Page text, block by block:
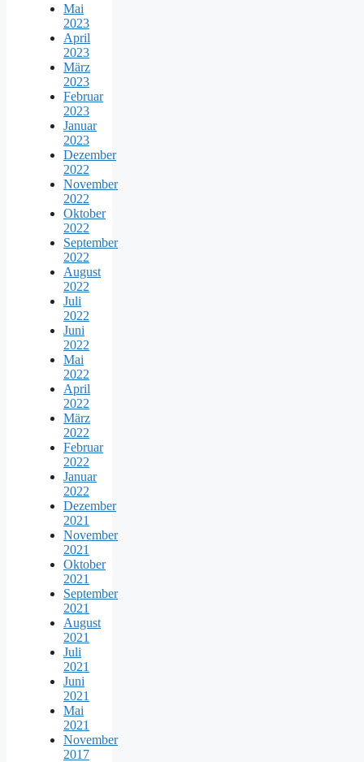
Mai
2023
April
2023
März
2023
Februar
2023
Januar
2023
Dezember
2022
November
2022
Oktober
2022
September
2022
August
2022
Juli
2022
Juni
2022
Mai
2022
April
2022
März
2022
Februar
2022
Januar
2022
Dezember
2021
November
2021
Oktober
2021
September
2021
August
2021
Juli
2021
Juni
2021
Mai
2021
November
2017